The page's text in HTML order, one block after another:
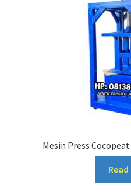
Mesin Press